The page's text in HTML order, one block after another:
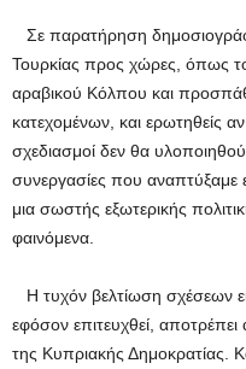
Σε παρατήρηση
Τουρκίας προς χώρες, όπως
αραβικού Κόλπου και
κατεχομένων, και ερωτηθείς
σχεδιασμοί δεν θα
συνεργασίες που αναπτύξαμε
μια σωστής εξωτερικής
φαινόμενα.
Η τυχόν βελτίωση σχέσεων
εφόσον επιτευχθεί, αποτρέπει
της Κυπριακής Δημοκρατίας.